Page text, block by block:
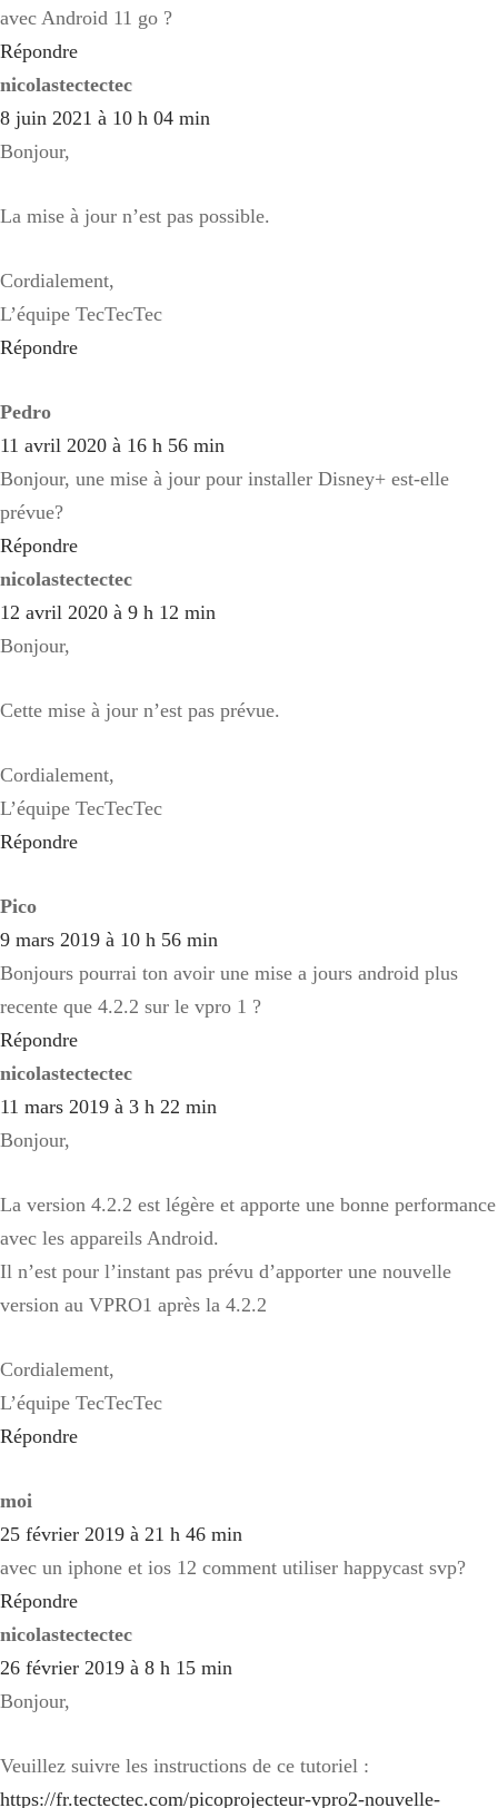
avec Android 11 go ?
Répondre
nicolastectectec
8 juin 2021 à 10 h 04 min
Bonjour,
La mise à jour n’est pas possible.
Cordialement,
L’équipe TecTecTec
Répondre
Pedro
11 avril 2020 à 16 h 56 min
Bonjour, une mise à jour pour installer Disney+ est-elle
prévue?
Répondre
nicolastectectec
12 avril 2020 à 9 h 12 min
Bonjour,
Cette mise à jour n’est pas prévue.
Cordialement,
L’équipe TecTecTec
Répondre
Pico
9 mars 2019 à 10 h 56 min
Bonjours pourrai ton avoir une mise a jours android plus
recente que 4.2.2 sur le vpro 1 ?
Répondre
nicolastectectec
11 mars 2019 à 3 h 22 min
Bonjour,
La version 4.2.2 est légère et apporte une bonne performance
avec les appareils Android.
Il n’est pour l’instant pas prévu d’apporter une nouvelle
version au VPRO1 après la 4.2.2
Cordialement,
L’équipe TecTecTec
Répondre
moi
25 février 2019 à 21 h 46 min
avec un iphone et ios 12 comment utiliser happycast svp?
Répondre
nicolastectectec
26 février 2019 à 8 h 15 min
Bonjour,
Veuillez suivre les instructions de ce tutoriel :
https://fr.tectectec.com/picoprojecteur-vpro2-nouvelle-